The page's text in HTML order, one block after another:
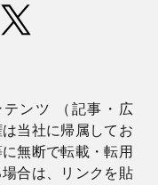
ンツ （記事・広
当社に帰属してお
無断で転載・転用
合は、リンクを貼